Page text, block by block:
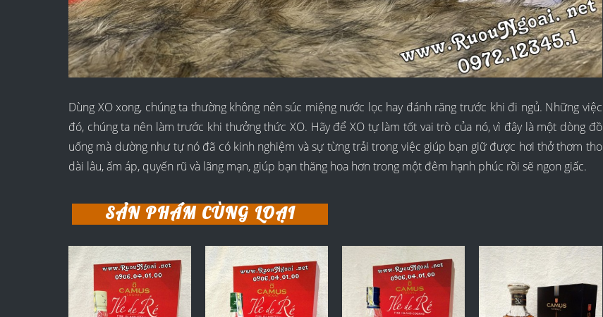
Dùng XO xong, chúng ta thường không nên súc miệng nước lọc hay đánh răng trước khi đi ngủ. Những việc
đó, chúng ta nên làm trước khi thưởng thức XO. Hãy để XO tự làm tốt vai trò của nó, vì đây là một dòng đồ
uống mà dường như tự nó đã có kinh nghiệm và sự từng trải trong việc giúp bạn giữ được hơi thở thơm tho
dài lâu, ấm áp, quyến rũ và lãng mạn, giúp bạn thăng hoa hơn trong một đêm hạnh phúc rồi sẽ ngon giấc.
SẢN PHẨM CÙNG LOẠI